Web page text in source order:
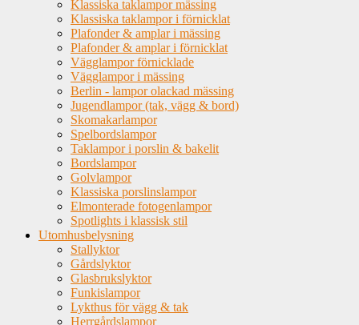
Klassiska taklampor mässing
Klassiska taklampor i förnicklat
Plafonder & amplar i mässing
Plafonder & amplar i förnicklat
Vägglampor förnicklade
Vägglampor i mässing
Berlin - lampor olackad mässing
Jugendlampor (tak, vägg & bord)
Skomakarlampor
Spelbordslampor
Taklampor i porslin & bakelit
Bordslampor
Golvlampor
Klassiska porslinslampor
Elmonterade fotogenlampor
Spotlights i klassisk stil
Utomhusbelysning
Stallyktor
Gårdslyktor
Glasbrukslyktor
Funkislampor
Lykthus för vägg & tak
Herrgårdslampor